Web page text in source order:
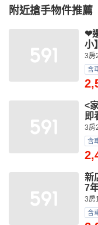
附近搶手物件推薦
❤
小】
3房
含
<
即
3房
含
新
7
3房
含